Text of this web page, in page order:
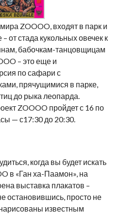
ZOOOO, входят в парк и
от стада кукольных овечек к
бабочкам-танцовщицам
– это еще и
по сафари с
прячущимися в парке,
до рыка леопарда.
ZOOOO пройдет с 16 по
— с17:30 до 20:30.
когда вы будет искать
в «Ган ха-Паамон», на
выставка плакатов –
остановившись, просто не
известным